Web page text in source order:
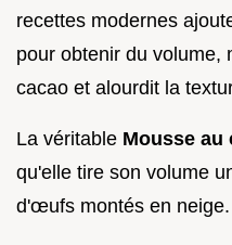
recettes modernes
pour obtenir du volume,
cacao et alourdit la
La véritable Mousse au
qu'elle tire son volume
d'œufs montés en neige.